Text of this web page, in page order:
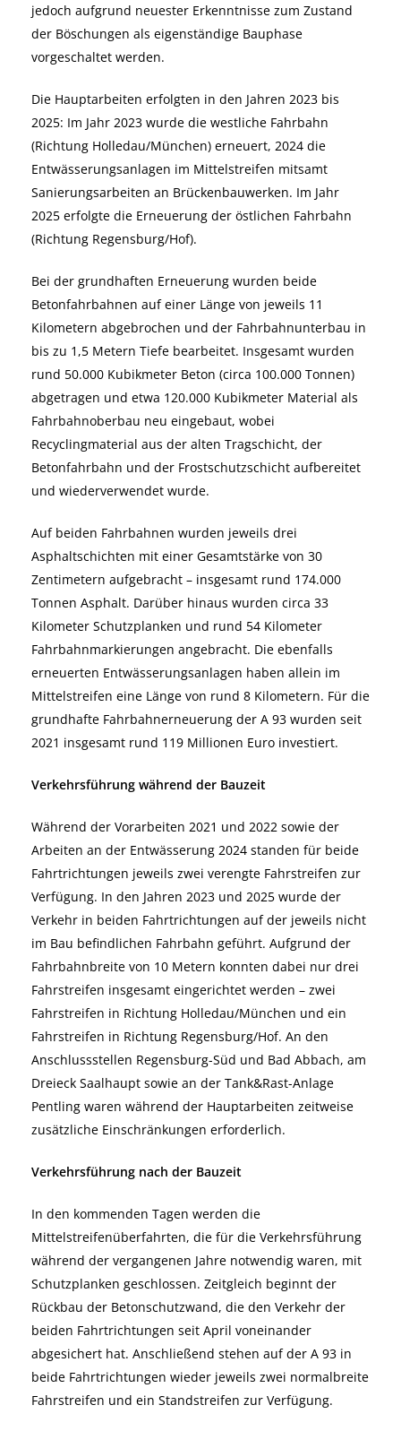
jedoch aufgrund neuester Erkenntnisse zum Zustand
der Böschungen als eigenständige Bauphase
vorgeschaltet werden.
Die Hauptarbeiten erfolgten in den Jahren 2023 bis
2025: Im Jahr 2023 wurde die westliche Fahrbahn
(Richtung Holledau/München) erneuert, 2024 die
Entwässerungsanlagen im Mittelstreifen mitsamt
Sanierungsarbeiten an Brückenbauwerken. Im Jahr
2025 erfolgte die Erneuerung der östlichen Fahrbahn
(Richtung Regensburg/Hof).
Bei der grundhaften Erneuerung wurden beide
Betonfahrbahnen auf einer Länge von jeweils 11
Kilometern abgebrochen und der Fahrbahnunterbau in
bis zu 1,5 Metern Tiefe bearbeitet. Insgesamt wurden
rund 50.000 Kubikmeter Beton (circa 100.000 Tonnen)
abgetragen und etwa 120.000 Kubikmeter Material als
Fahrbahnoberbau neu eingebaut, wobei
Recyclingmaterial aus der alten Tragschicht, der
Betonfahrbahn und der Frostschutzschicht aufbereitet
und wiederverwendet wurde.
Auf beiden Fahrbahnen wurden jeweils drei
Asphaltschichten mit einer Gesamtstärke von 30
Zentimetern aufgebracht – insgesamt rund 174.000
Tonnen Asphalt. Darüber hinaus wurden circa 33
Kilometer Schutzplanken und rund 54 Kilometer
Fahrbahnmarkierungen angebracht. Die ebenfalls
erneuerten Entwässerungsanlagen haben allein im
Mittelstreifen eine Länge von rund 8 Kilometern. Für die
grundhafte Fahrbahnerneuerung der A 93 wurden seit
2021 insgesamt rund 119 Millionen Euro investiert.
Verkehrsführung während der Bauzeit
Während der Vorarbeiten 2021 und 2022 sowie der
Arbeiten an der Entwässerung 2024 standen für beide
Fahrtrichtungen jeweils zwei verengte Fahrstreifen zur
Verfügung. In den Jahren 2023 und 2025 wurde der
Verkehr in beiden Fahrtrichtungen auf der jeweils nicht
im Bau befindlichen Fahrbahn geführt. Aufgrund der
Fahrbahnbreite von 10 Metern konnten dabei nur drei
Fahrstreifen insgesamt eingerichtet werden – zwei
Fahrstreifen in Richtung Holledau/München und ein
Fahrstreifen in Richtung Regensburg/Hof. An den
Anschlussstellen Regensburg-Süd und Bad Abbach, am
Dreieck Saalhaupt sowie an der Tank&Rast-Anlage
Pentling waren während der Hauptarbeiten zeitweise
zusätzliche Einschränkungen erforderlich.
Verkehrsführung nach der Bauzeit
In den kommenden Tagen werden die
Mittelstreifenüberfahrten, die für die Verkehrsführung
während der vergangenen Jahre notwendig waren, mit
Schutzplanken geschlossen. Zeitgleich beginnt der
Rückbau der Betonschutzwand, die den Verkehr der
beiden Fahrtrichtungen seit April voneinander
abgesichert hat. Anschließend stehen auf der A 93 in
beide Fahrtrichtungen wieder jeweils zwei normalbreite
Fahrstreifen und ein Standstreifen zur Verfügung.